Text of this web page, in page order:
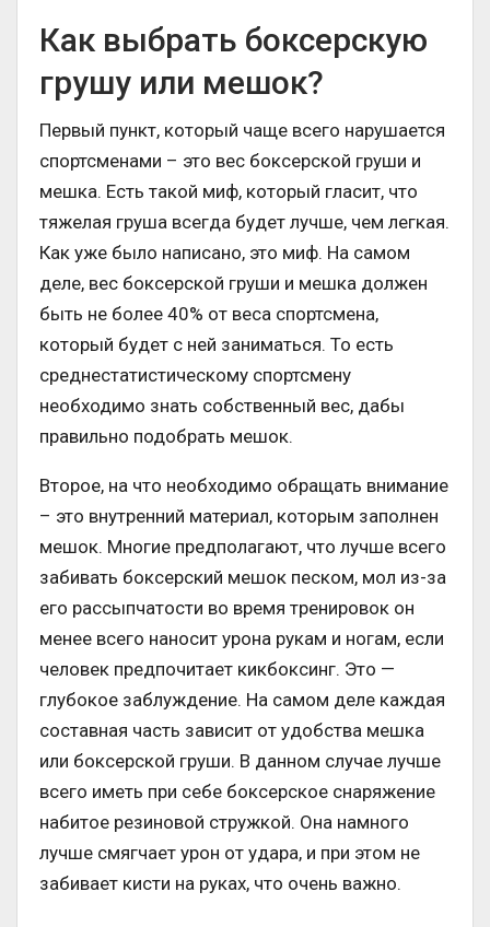
Как выбрать боксерскую
грушу или мешок?
Первый пункт, который чаще всего нарушается
спортсменами – это вес боксерской груши и
мешка. Есть такой миф, который гласит, что
тяжелая груша всегда будет лучше, чем легкая.
Как уже было написано, это миф. На самом
деле, вес боксерской груши и мешка должен
быть не более 40% от веса спортсмена,
который будет с ней заниматься. То есть
среднестатистическому спортсмену
необходимо знать собственный вес, дабы
правильно подобрать мешок.
Второе, на что необходимо обращать внимание
– это внутренний материал, которым заполнен
мешок. Многие предполагают, что лучше всего
забивать боксерский мешок песком, мол из-за
его рассыпчатости во время тренировок он
менее всего наносит урона рукам и ногам, если
человек предпочитает кикбоксинг. Это —
глубокое заблуждение. На самом деле каждая
составная часть зависит от удобства мешка
или боксерской груши. В данном случае лучше
всего иметь при себе боксерское снаряжение
набитое резиновой стружкой. Она намного
лучше смягчает урон от удара, и при этом не
забивает кисти на руках, что очень важно.